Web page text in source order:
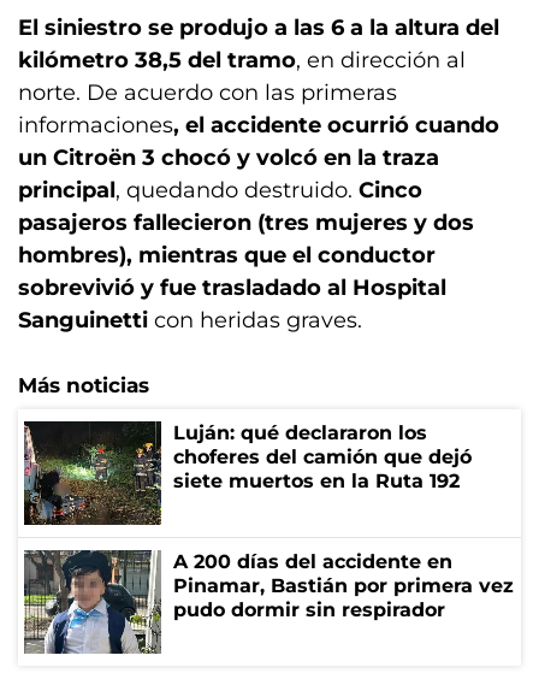
El siniestro se produjo a las 6 a la altura del
kilómetro 38,5 del tramo, en dirección al
norte. De acuerdo con las primeras
informaciones, el accidente ocurrió cuando
un Citroën 3 chocó y volcó en la traza
principal, quedando destruido. Cinco
pasajeros fallecieron (tres mujeres y dos
hombres), mientras que el conductor
sobrevivió y fue trasladado al Hospital
Sanguinetti con heridas graves.
Más noticias
Luján: qué declararon los
choferes del camión que dejó
siete muertos en la Ruta 192
A 200 días del accidente en
Pinamar, Bastián por primera vez
pudo dormir sin respirador